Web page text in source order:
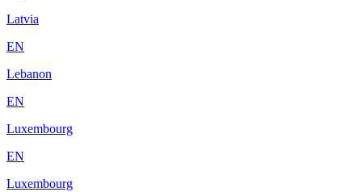
Latvia
EN
Lebanon
EN
Luxembourg
EN
Luxembourg